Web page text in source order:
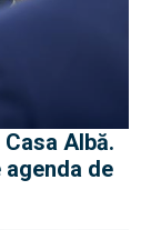
Albă.
de